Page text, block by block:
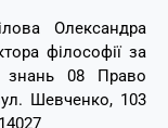
Олександра
філософії за
знань 08 Право
Шевченко, 103